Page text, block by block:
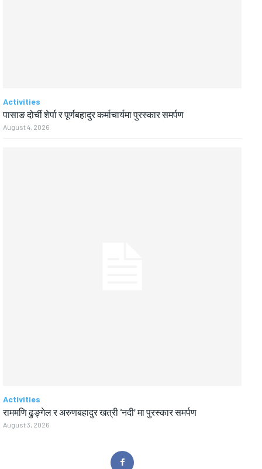
Activities
पासाङ दोर्ची शेर्पा र पूर्णबहादुर कर्माचार्यमा पुरस्कार समर्पण
August 4, 2026
Activities
राममणि ढुङ्गेल र अरुणबहादुर खत्री ‘नदी’ मा पुरस्कार समर्पण
August 3, 2026